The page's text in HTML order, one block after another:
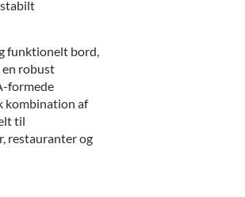
funktionelt bord,
en robust
formede
kombination af
til
restauranter og